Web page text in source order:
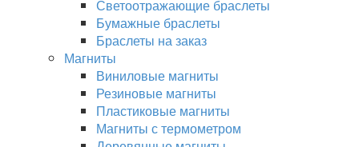
Светоотражающие браслеты
Бумажные браслеты
Браслеты на заказ
Магниты
Виниловые магниты
Резиновые магниты
Пластиковые магниты
Магниты с термометром